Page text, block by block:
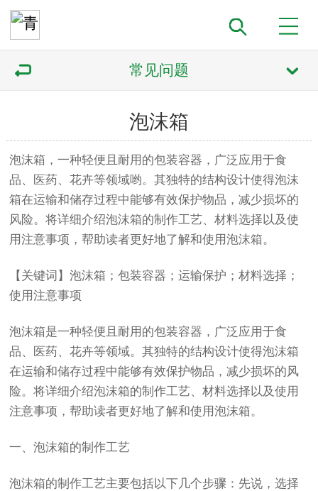
常见问题
泡沫箱
泡沫箱，一种轻便且耐用的包装容器，广泛应用于食
品、医药、花卉等领域哟。其独特的结构设计使得泡沫
箱在运输和储存过程中能够有效保护物品，减少损坏的
风险。将详细介绍泡沫箱的制作工艺、材料选择以及使
用注意事项，帮助读者更好地了解和使用泡沫箱。
【关键词】泡沫箱；包装容器；运输保护；材料选择；
使用注意事项
泡沫箱是一种轻便且耐用的包装容器，广泛应用于食
品、医药、花卉等领域。其独特的结构设计使得泡沫箱
在运输和储存过程中能够有效保护物品，减少损坏的风
险。将详细介绍泡沫箱的制作工艺、材料选择以及使用
注意事项，帮助读者更好地了解和使用泡沫箱。
一、泡沫箱的制作工艺
泡沫箱的制作工艺主要包括以下几个步骤：先说，选择